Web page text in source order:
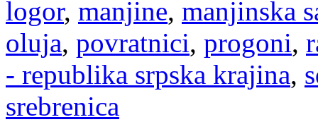
logor, manjine, manjinska
oluja, povratnici, progoni,
- republika srpska krajina,
srebrenica